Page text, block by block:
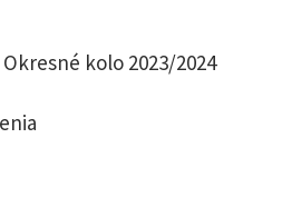
kolo 2023/2024